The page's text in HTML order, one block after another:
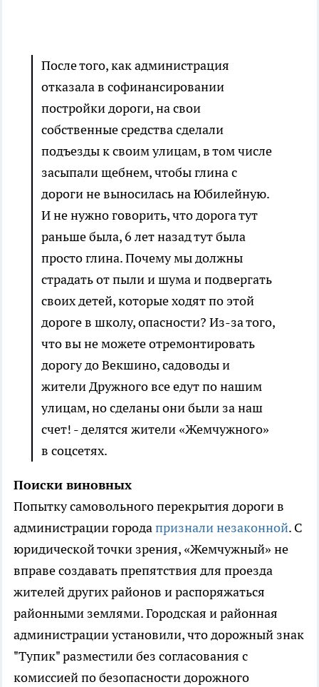
После того, как администрация
отказала в софинансировании
постройки дороги, на свои
собственные средства сделали
подъезды к своим улицам, в том числе
засыпали щебнем, чтобы глина с
дороги не выносилась на Юбилейную.
И не нужно говорить, что дорога тут
раньше была, 6 лет назад тут была
просто глина. Почему мы должны
страдать от пыли и шума и подвергать
своих детей, которые ходят по этой
дороге в школу, опасности? Из-за того,
что вы не можете отремонтировать
дорогу до Векшино, садоводы и
жители Дружного все едут по нашим
улицам, но сделаны они были за наш
счет! - делятся жители «Жемчужного»
в соцсетях.
Поиски виновных
Попытку самовольногоперекрытия дороги в
администрации городапризнали незаконной. С
юридической точки зрения, «Жемчужный» не
вправе создавать препятствия для проезда
жителей других районов и распоряжаться
районными землями. Городская и районная
администрацииустановили, что дорожный знак
"Тупик" разместилибез согласования с
комиссией по безопасности дорожного